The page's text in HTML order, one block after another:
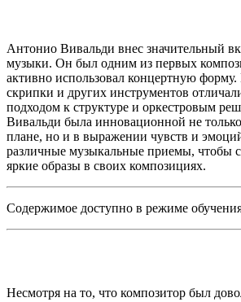
Антонио Вивальди внес значительный
музыки. Он был одним из первых
активно использовал концертную
скрипки и других инструментов
подходом к структуре и оркестровым
Вивальди была инновационной не
плане, но и в выражении чувств и
различные музыкальные приемы, чтобы
яркие образы в своих композициях.
Содержимое доступно в режиме
Несмотря на то, что композитор был